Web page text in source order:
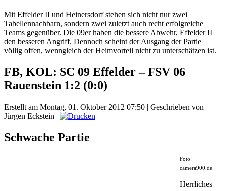
Mit Effelder II und Heinersdorf stehen sich nicht nur zwei
Tabellennachbarn, sondern zwei zuletzt auch recht erfolgreiche
Teams gegenüber. Die 09er haben die bessere Abwehr, Effelder II
den besseren Angriff. Dennoch scheint der Ausgang der Partie
völlig offen, wenngleich der Heimvorteil nicht zu unterschätzen ist.
FB, KOL: SC 09 Effelder – FSV 06
Rauenstein 1:2 (0:0)
Erstellt am Montag, 01. Oktober 2012 07:50 | Geschrieben von
Jürgen Eckstein |
Schwache Partie
Foto:
camera900.de
Herrliches